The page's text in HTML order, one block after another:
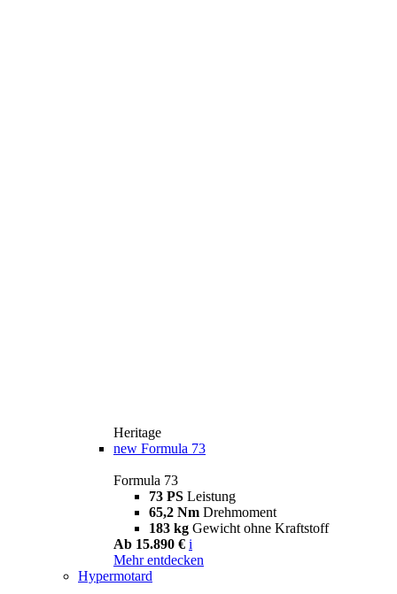
Heritage
new Formula 73
Formula 73
73 PS Leistung
65,2 Nm Drehmoment
183 kg Gewicht ohne Kraftstoff
Ab 15.890 € i
Mehr entdecken
Hypermotard